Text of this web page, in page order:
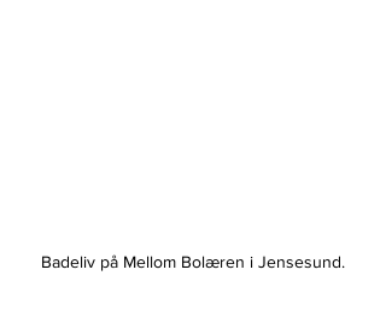
Badeliv på Mellom Bolæren i Jensesund.